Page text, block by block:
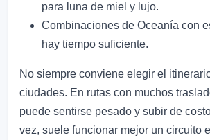
para luna de miel y lujo.
Combinaciones de Oceanía con
hay tiempo suficiente.
No siempre conviene elegir el
ciudades. En rutas con muchos
puede sentirse pesado y subir de
vez, suele funcionar mejor un circuito